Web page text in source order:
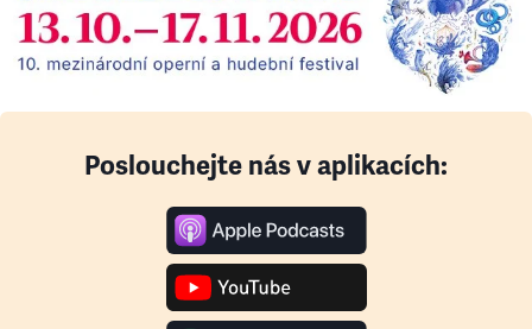
Poslouchejte nás v aplikacích: